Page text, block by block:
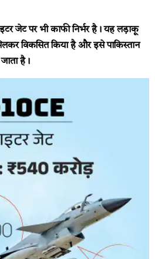
जेट पर भी काफी निर्भर है। यह लड़ाकू
विकसित किया है और इसे पाकिस्तान
है।